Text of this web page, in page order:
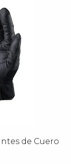
de Cuero